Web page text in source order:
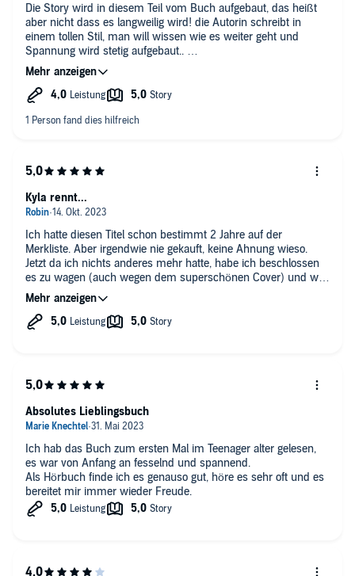
Die Story wird in diesem Teil vom Buch aufgebaut, das heißt
aber nicht dass es langweilig wird! die Autorin schreibt in
einem tollen Stil, man will wissen wie es weiter geht und
Spannung wird stetig aufgebaut..
für eine weibliche Synchronsprecherin finde ich die Stimme
sehr angenehm und super! manchmal weiß ich jedoch nicht
wer gerade spricht wodurch ich einen Stern abziehe. trotzdem
sehr gerne gehört habe! (das ist nicht bei allen weiblichen
hier passt auf jeden Fall die Vorleserin zu der Rolle und ist sehr
gut aufeinander abgestimmt! 👍
Ich hatte diesen Titel schon bestimmt 2 Jahre auf der
Merkliste. Aber irgendwie nie gekauft, keine Ahnung wieso.
Jetzt da ich nichts anderes mehr hatte, habe ich beschlossen
es zu wagen (auch wegen dem superschönen Cover) und was
soll ich sagen. WOW dieser Titel hat mich vom ersten Satz an
überzeugt. Die Sprecherin ist einfach nur großartig und die
Story wurde nie schleppend oder zog sich.
trau dich mal." Aber der Charakter ist halt so angelegt dass er
sein eigener Schwellenhüter ist, da er ein Slayter ist.
Ich bin sehr gespannt wie es jetzt weitergeht und kann dieses
Kyla rennt...
Ich hab das Buch zum ersten Mal im Teenager alter gelesen,
es war von Anfang an fesselnd und spannend.
Als Hörbuch finde ich es genauso gut, höre es sehr oft und es
bereitet mir immer wieder Freude.
Absolutes Lieblingsbuch